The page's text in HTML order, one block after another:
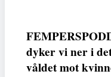
dyker vi ner i
våldet mot